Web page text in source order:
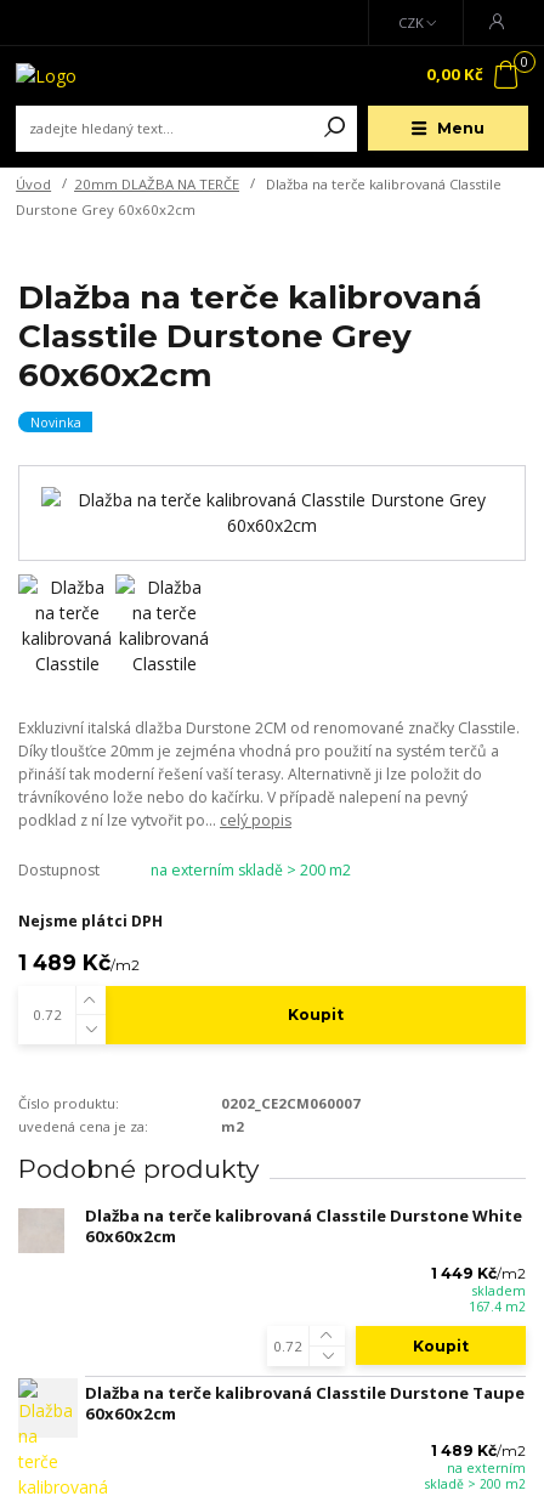
Menu
CZK
0
0,00 Kč
Úvod 20mm DLAŽBA NA TERČE
Dlažba na terče kalibrovaná Classtile
Durstone Grey 60x60x2cm
Dlažba na terče kalibrovaná
Classtile Durstone Grey
60x60x2cm
Novinka
Exkluzivní italská dlažba Durstone 2CM od renomované značky Classtile.
Díky tloušťce 20mm je zejména vhodná pro použití na systém terčů a
přináší tak moderní řešení vaší terasy. Alternativně ji lze položit do
trávníkovéno lože nebo do kačírku. V případě nalepení na pevný
podklad z ní lze vytvořit po... celý popis
Dostupnost na externím skladě > 200 m2
Nejsme plátci DPH
1 489 Kč/m2
Koupit
Číslo produktu:
0202_CE2CM060007
uvedená cena je za:
m2
Podobné produkty
Dlažba na terče kalibrovaná Classtile Durstone White
60x60x2cm
1 449 Kč/m2
skladem
167.4 m2
Koupit
Dlažba na terče kalibrovaná Classtile Durstone Taupe
60x60x2cm
1 489 Kč/m2
na externím
skladě > 200 m2